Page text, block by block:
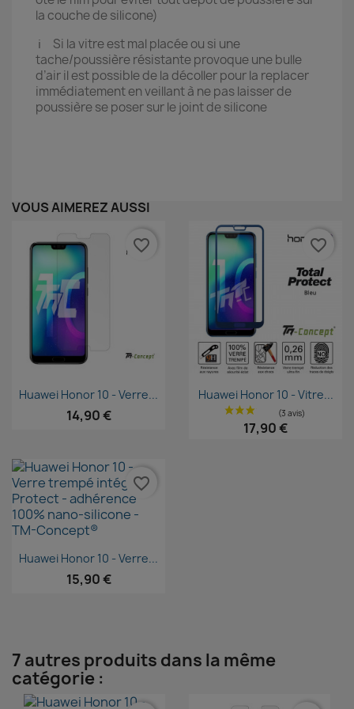
la couche de silicone)
ℹ️ Si la vitre est mal placée ou si une
tache/poussière résistante provoque une bulle
d’air il est possible de la décoller pour la replacer
immédiatement en veillant à ne pas laisser de
poussière se poser sur le joint de silicone
VOUS AIMEREZ AUSSI
Aperçu rapide
Huawei Honor 10 - Verre...
14,90 €
favorite_border
Aperçu rapide
Huawei Honor 10 - Vitre...
17,90 €
favorite_border
Aperçu rapide
Huawei Honor 10 - Verre...
15,90 €
favorite_border
7 autres produits dans la même
catégorie :